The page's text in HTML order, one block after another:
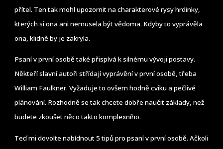
přítel. Ten tak mohl upozornit na charakterové rysy hrdinky,
kterých si ona ani nemusela být vědoma. Kdyby to vyprávěla
ona, klidně by je zakryla.
Psaní v první osobě také přispívá k silnému vývoji postavy.
Někteří slavní autoři střídají vyprávění v první osobě, třeba
William Faulkner. Vyžaduje to ovšem hodně cviku a pečlivé
plánování. Rozhodně se tak chcete dobře naučit základy, než
budete zkoušet něco takto komplexního.
Teď mi dovolte nabídnout 5 tipů pro psaní v první osobě. Ačkoli